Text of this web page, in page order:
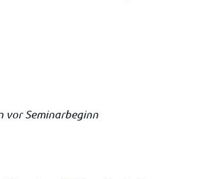
vor Seminarbeginn